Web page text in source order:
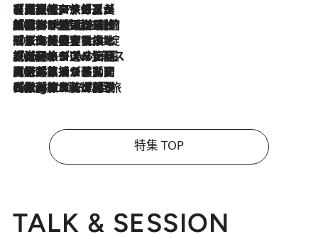
2026.8.7
【厳選旅コスメ】「多機能アイテムがメイン！」旅好き美容エディターが選んだ夏旅ベストコスメを発表【Mサイズジップ】
2026.8.6
「荷物が増えるほど旅ストレスは増す」美容ジャーナリストがたどり着いた最終結論。“化粧品を劇的に減らす”感動の凝縮美容とは
2026.8.6
「旅先には金髪ウィッグを持参」日本と同じメイクでは損してる!? 美容ジャーナリストが提案する“掟破りの旅美容”とは
2026.8.6
【厳選旅コスメ】「身軽さ＆UV対策重視！」ヘアアーティストshucoが選んだ夏旅ベストコスメを発表【Mサイズジップ】
2026.8.5
【厳選旅コスメ】国内をあちこち移動する河井菜摘が選んだ夏旅ベストコスメ発表！「リラックスアイテムはマスト」【Mサイズジップ】
2026.8.4
【厳選旅コスメ】「紫外線＆乾燥対策しながらメイク感も！」ヘア＆メイクGeorgeが選んだ夏旅ベストコスメを発表！【Mサイズジップ】
特集 TOP
TALK & SESSION